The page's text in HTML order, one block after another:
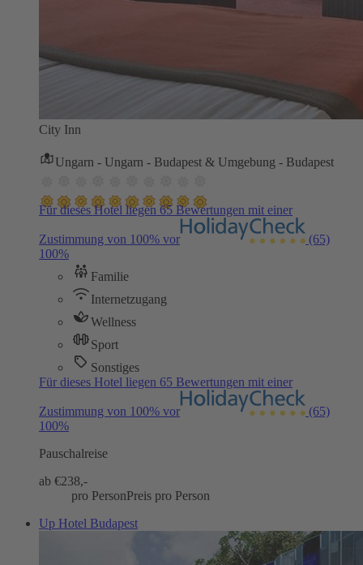
City Inn
Ungarn - Ungarn - Budapest & Umgebung - Budapest
Für dieses Hotel liegen 65 Bewertungen mit einer
Zustimmung von 100% vor
(65)
100%
Familie
Internetzugang
Wellness
Sport
Sonstiges
Für dieses Hotel liegen 65 Bewertungen mit einer
Zustimmung von 100% vor
(65)
100%
Pauschalreise
ab €238,-
pro PersonPreis pro Person
Up Hotel Budapest